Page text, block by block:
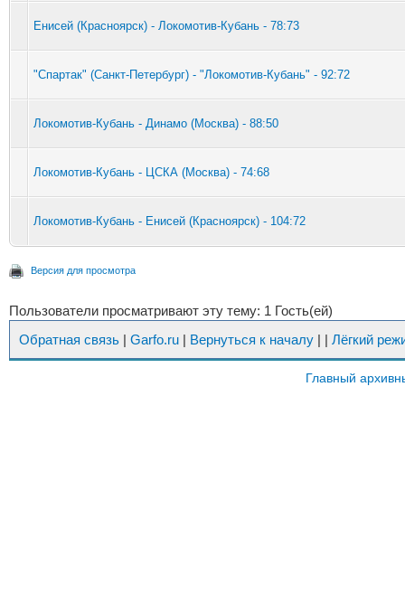
Енисей (Красноярск) - Локомотив-Кубань - 78:73
"Спартак" (Санкт-Петербург) - "Локомотив-Кубань" - 92:72
Локомотив-Кубань - Динамо (Москва) - 88:50
Локомотив-Кубань - ЦСКА (Москва) - 74:68
Локомотив-Кубань - Енисей (Красноярск) - 104:72
Версия для просмотра
Пользователи просматривают эту тему: 1 Гость(ей)
Обратная связь | Garfo.ru | Вернуться к началу | | Лёгкий
Главный